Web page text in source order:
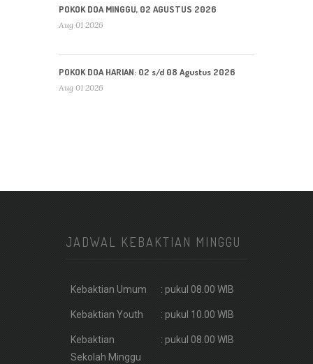
POKOK DOA MINGGU, 02 AGUSTUS 2026
Aug 01 2026
POKOK DOA HARIAN: 02 s/d 08 Agustus 2026
Aug 01 2026
JADWAL KEBAKTIAN MINGGU
Kebaktian Umum : pukul 08.00 WIB
Kebaktian Youth : pukul 10.00 WIB
Kebaktian
Sekolah Minggu
: pukul 08.00 WIB